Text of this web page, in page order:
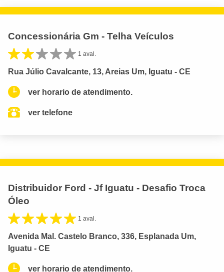
Concessionária Gm - Telha Veículos
1 aval.
Rua Júlio Cavalcante, 13, Areias Um, Iguatu - CE
ver horario de atendimento.
ver telefone
Distribuidor Ford - Jf Iguatu - Desafio Troca
Óleo
1 aval.
Avenida Mal. Castelo Branco, 336, Esplanada Um,
Iguatu - CE
ver horario de atendimento.